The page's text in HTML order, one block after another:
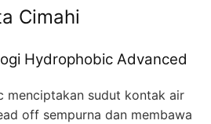
Cimahi
Hydrophobic Advanced
menciptakan sudut kontak air
off sempurna dan membawa